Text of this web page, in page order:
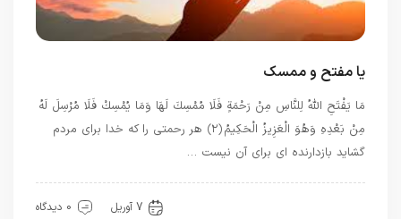
یا مفتح و ممسک
مَا يَفْتَحِ اللَّهُ لِلنَّاسِ مِنْ رَحْمَةٍ فَلَا مُمْسِكَ لَهَا وَمَا يُمْسِكْ فَلَا مُرْسِلَ لَهُ
مِنْ بَعْدِهِ وَهُوَ الْعَزِيزُ الْحَكِيمُ ﴿۲﴾ هر رحمتى را كه خدا براى مردم
گشايد بازدارنده‏ اى براى آن نيست …
7 آوریل 0 دیدگاه